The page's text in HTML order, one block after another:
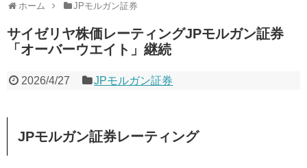
ホーム JPモルガン証券
サイゼリヤ株価レーティングJPモルガン証券
「オーバーウエイト」継続
2026/4/27 JPモルガン証券
JPモルガン証券レーティング